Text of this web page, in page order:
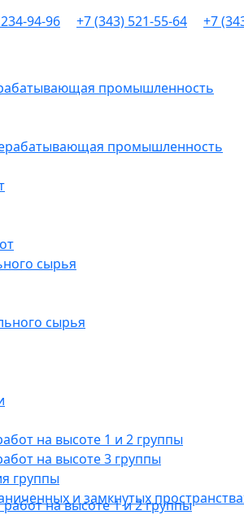
промышленность
сырья
на высоте 1 и 2 группы
на высоте 3 группы
группы
и замкнутых
94-96 +7 (343) 521-55-64 +7
промышленность
сырья
на высоте 1 и 2 группы